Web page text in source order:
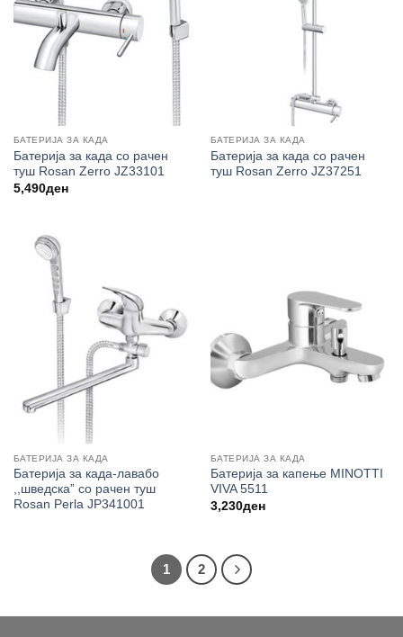
БАТЕРИЈА ЗА КАДА
Батерија за када со рачен
туш Rosan Zerro JZ33101
5,490ден
БАТЕРИЈА ЗА КАДА
Батерија за када со рачен
туш Rosan Zerro JZ37251
БАТЕРИЈА ЗА КАДА
Батерија за када-лавабо
,,шведска” со рачен туш
Rosan Perla JP341001
БАТЕРИЈА ЗА КАДА
Батерија за капење MINOTTI
VIVA 5511
3,230ден
1 2